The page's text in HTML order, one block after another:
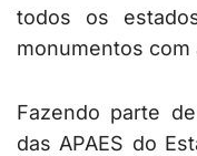
todos os
monumentos com
Fazendo parte
das APAES do